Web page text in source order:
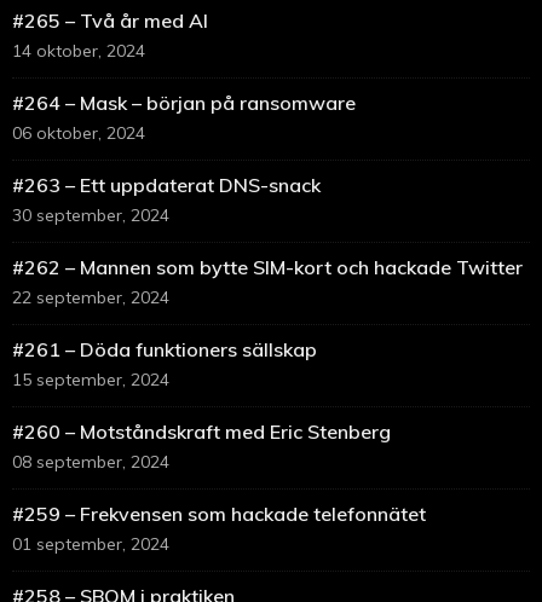
#265 – Två år med AI
14 oktober, 2024
#264 – Mask – början på ransomware
06 oktober, 2024
#263 – Ett uppdaterat DNS-snack
30 september, 2024
#262 – Mannen som bytte SIM-kort och hackade Twitter
22 september, 2024
#261 – Döda funktioners sällskap
15 september, 2024
#260 – Motståndskraft med Eric Stenberg
08 september, 2024
#259 – Frekvensen som hackade telefonnätet
01 september, 2024
#258 – SBOM i praktiken